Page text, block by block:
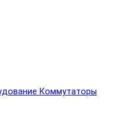
Коммутаторы